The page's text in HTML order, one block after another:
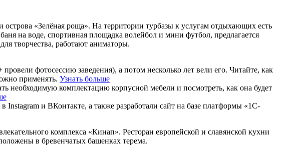
острова «Зелёная роща». На территории турбазы к услугам отдыхающих есть
на воде, спортивная площадка волейбол и мини футбол, предлагается
творчества, работают аниматоры.
фотосессию заведения), а потом несколько лет вели его. Читайте, как
применять. Узнать больше
необходимую комплектацию корпусной мебели и посмотреть, как она будет
и ВКонтакте, а также разработали сайт на базе платформы «1С-
комплекса «Кинап». Ресторан европейской и славянской кухни
в бревенчатых башенках терема.